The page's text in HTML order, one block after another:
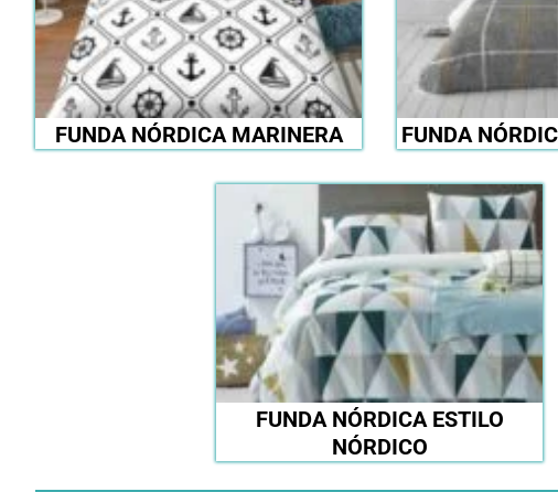
FUNDA NÓRDICA MARINERA FUNDA
FUNDA NÓRDICA ESTILO
NÓRDICO